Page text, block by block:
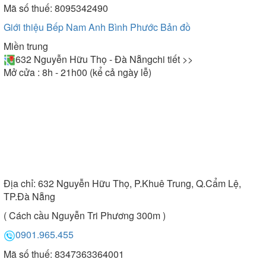
Mã số thuế: 8095342490
Giới thiệu Bếp Nam Anh Bình Phước Bản đồ
Miền trung
632 Nguyễn Hữu Thọ - Đà Nẵngchi tiết >>
Mở cửa : 8h - 21h00 (kể cả ngày lễ)
Địa chỉ: 632 Nguyễn Hữu Thọ, P.Khuê Trung, Q.Cẩm Lệ,
TP.Đà Nẵng
( Cách cầu Nguyễn Tri Phương 300m )
0901.965.455
Mã số thuế: 8347363364001